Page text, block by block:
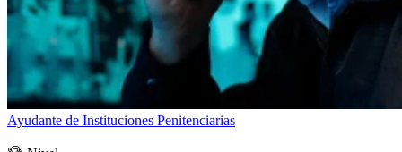
Ayudante de Instituciones Penitenciarias